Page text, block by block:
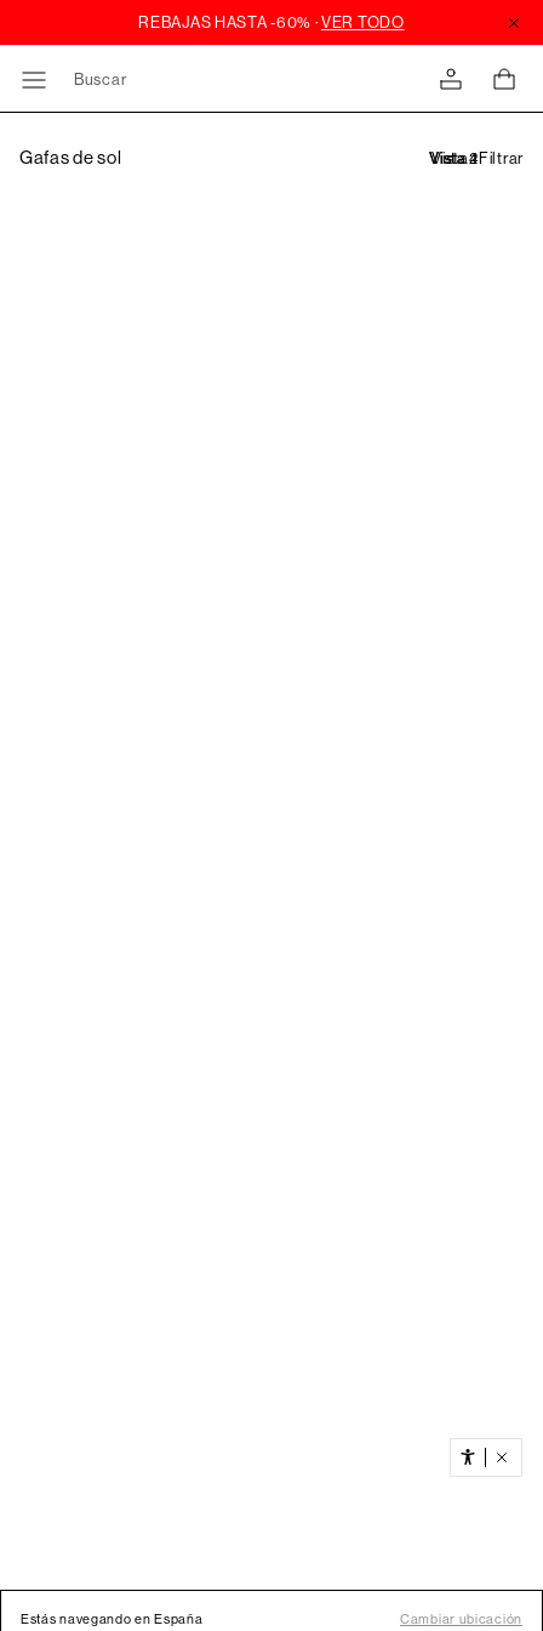
Buscar
Gafas de sol Filtrar
Estás navegando en España
Cambiar ubicación